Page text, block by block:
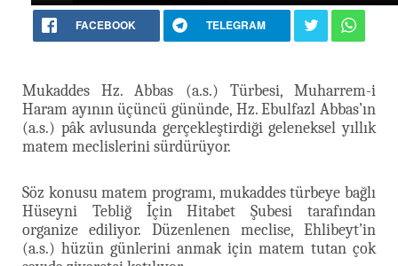
FACEBOOK TELEGRAM
Mukaddes Hz. Abbas (a.s.) Türbesi, Muharrem-i
Haram ayının üçüncü gününde, Hz. Ebulfazl Abbas’ın
(a.s.) pâk avlusunda gerçekleştirdiği geleneksel yıllık
matem meclislerini sürdürüyor.
Söz konusu matem programı, mukaddes türbeye bağlı
Hüseyni Tebliğ İçin Hitabet Şubesi tarafından
organize ediliyor. Düzenlenen meclise, Ehlibeyt’in
(a.s.) hüzün günlerini anmak için matem tutan çok